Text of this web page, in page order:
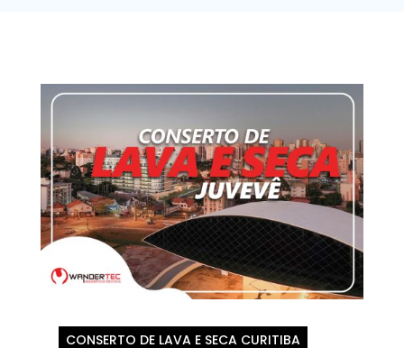
CONSERTO DE LAVA E SECA CURITIBA